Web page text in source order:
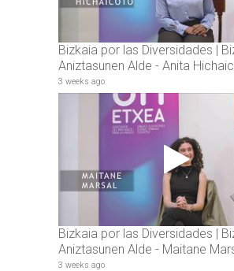
Bizkaia por las Diversidades |
Aniztasunen Alde - Anita
3 weeks ago
Bizkaia por las Diversidades |
Aniztasunen Alde - Maitane
3 weeks ago